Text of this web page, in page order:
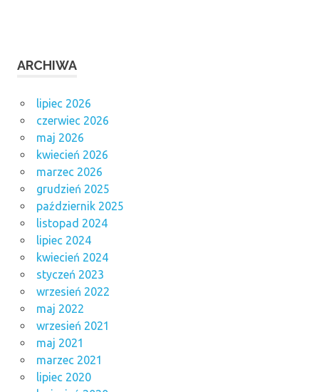
ARCHIWA
lipiec 2026
czerwiec 2026
maj 2026
kwiecień 2026
marzec 2026
grudzień 2025
październik 2025
listopad 2024
lipiec 2024
kwiecień 2024
styczeń 2023
wrzesień 2022
maj 2022
wrzesień 2021
maj 2021
marzec 2021
lipiec 2020